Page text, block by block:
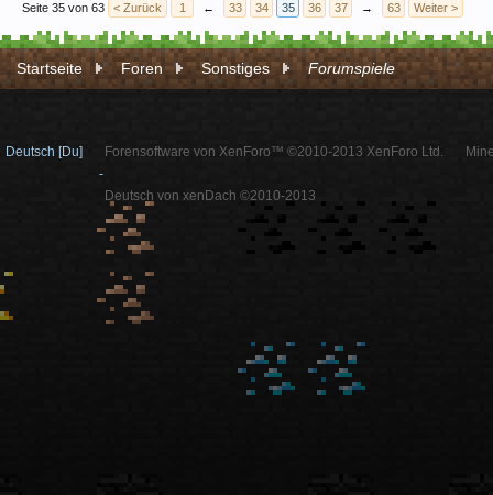
Seite 35 von 63 < Zurück 1 ← 33 34 35 36 37 → 63 Weiter >
Startseite Foren Sonstiges Forumspiele
Deutsch [Du]
Forensoftware von XenForo™ ©2010-2013 XenForo Ltd.
-
Deutsch von xenDach ©2010-2013